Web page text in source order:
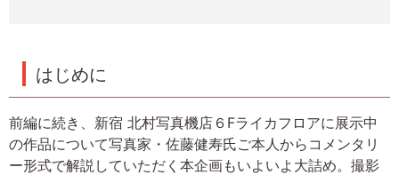
はじめに
前編に続き、新宿 北村写真機店６Fライカフロアに展示中
の作品について写真家・佐藤健寿氏ご本人からコメンタリ
ー形式で解説していただく本企画もいよいよ大詰め。撮影